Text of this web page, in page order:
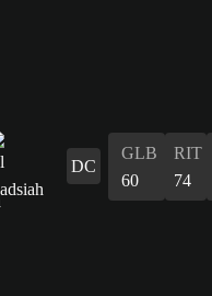
DC
GLB
60
RIT
74